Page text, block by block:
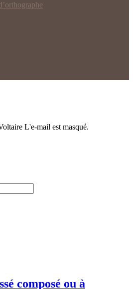
L'e-mail est masqué.
composé ou à